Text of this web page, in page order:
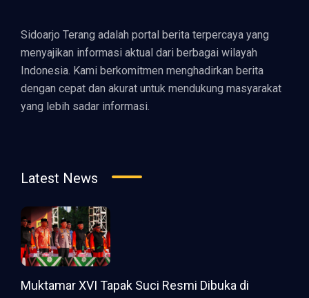
Sidoarjo Terang adalah portal berita terpercaya yang
menyajikan informasi aktual dari berbagai wilayah
Indonesia. Kami berkomitmen menghadirkan berita
dengan cepat dan akurat untuk mendukung masyarakat
yang lebih sadar informasi.
Latest News
Muktamar XVI Tapak Suci Resmi Dibuka di